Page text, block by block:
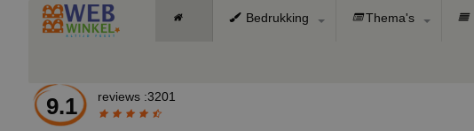
Bedrukking Thema's
9.1 reviews :3201